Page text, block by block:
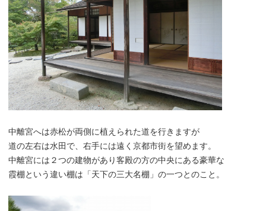
中離宮へは赤松が両側に植えられた道を行きますが
道の左右は水田で、右手には遠く京都市街を望めます。
中離宮には２つの建物があり客殿の方の中央にある豪華な
霞棚という違い棚は「天下の三大名棚」の一つとのこと。